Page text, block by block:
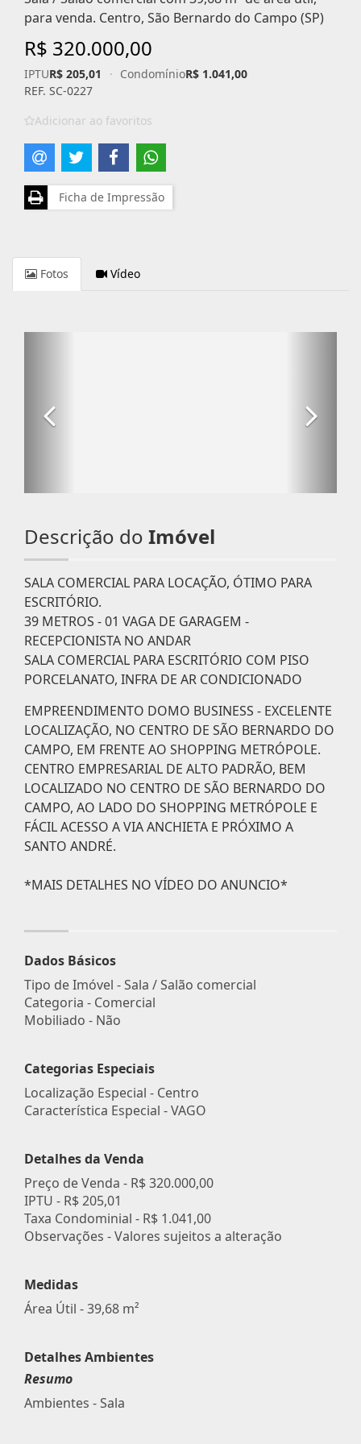
para venda. Centro, São Bernardo do Campo (SP)
R$ 320.000,00
IPTUR$ 205,01 · CondomínioR$ 1.041,00
REF. SC-0227
Adicionar ao favoritos
Ficha de Impressão
Fotos Vídeo
Descrição do Imóvel
SALA COMERCIAL PARA LOCAÇÃO, ÓTIMO PARA
ESCRITÓRIO.
39 METROS - 01 VAGA DE GARAGEM -
RECEPCIONISTA NO ANDAR
SALA COMERCIAL PARA ESCRITÓRIO COM PISO
PORCELANATO, INFRA DE AR CONDICIONADO
EMPREENDIMENTO DOMO BUSINESS - EXCELENTE
LOCALIZAÇÃO, NO CENTRO DE SÃO BERNARDO DO
CAMPO, EM FRENTE AO SHOPPING METRÓPOLE.
CENTRO EMPRESARIAL DE ALTO PADRÃO, BEM
LOCALIZADO NO CENTRO DE SÃO BERNARDO DO
CAMPO, AO LADO DO SHOPPING METRÓPOLE E
FÁCIL ACESSO A VIA ANCHIETA E PRÓXIMO A
SANTO ANDRÉ.
*MAIS DETALHES NO VÍDEO DO ANUNCIO*
Dados Básicos
Tipo de Imóvel - Sala / Salão comercial
Categoria - Comercial
Mobiliado - Não
Categorias Especiais
Localização Especial - Centro
Característica Especial - VAGO
Detalhes da Venda
Preço de Venda - R$ 320.000,00
IPTU - R$ 205,01
Taxa Condominial - R$ 1.041,00
Observações - Valores sujeitos a alteração
Medidas
Área Útil - 39,68 m²
Detalhes Ambientes
Resumo
Ambientes - Sala